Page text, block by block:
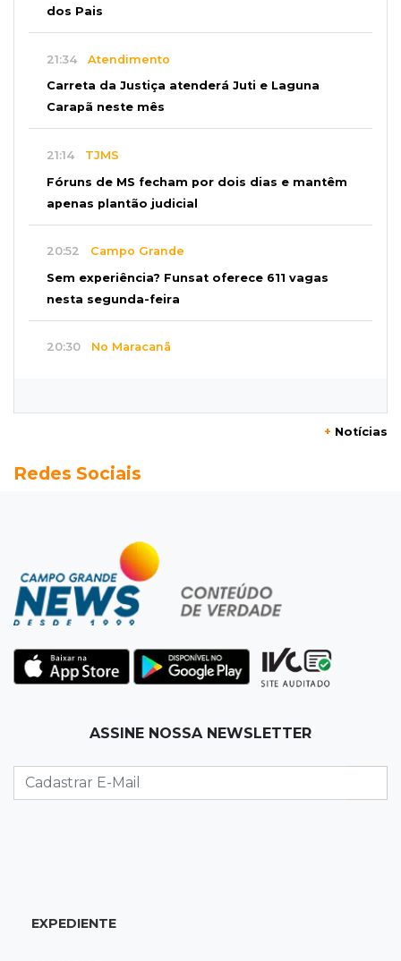
dos Pais
21:34 Atendimento
Carreta da Justiça atenderá Juti e Laguna
Carapã neste mês
21:14 TJMS
Fóruns de MS fecham por dois dias e mantêm
apenas plantão judicial
20:52 Campo Grande
Sem experiência? Funsat oferece 611 vagas
nesta segunda-feira
20:30 No Maracanã
Seleções em MS têm salários de até R$ 8,2 mil;
Jardim Itatiaia
Vigia é amarrado durante roubo de carro e
dois caminhões em pátio
Corinthians vence Bragantino por 2 a 0 e sobe
para 7º no Brasileirão
Na Vila Belmiro
lugar no Brasileirão
18:33Em 2022
+ Notícias
Redes Sociais
ASSINE NOSSA NEWSLETTER
EXPEDIENTE